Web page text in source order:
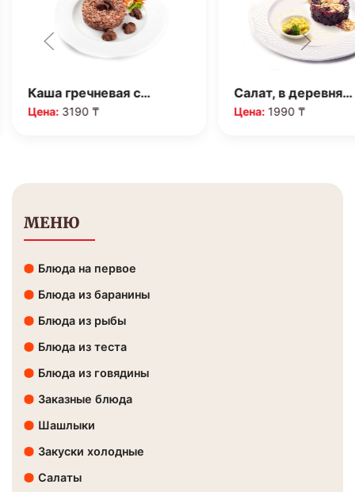
Каша гречневая с…
Цена: 3190 ₸
Салат, в деревня…
Цена:1990 ₸
МЕНЮ
Блюда на первое
Блюда из баранины
Блюда из рыбы
Блюда из теста
Блюда из говядины
Заказные блюда
Шашлыки
Закуски холодные
Салаты